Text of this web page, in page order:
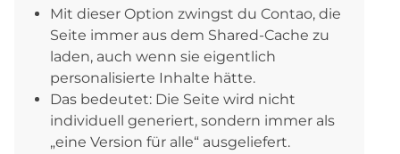
Mit dieser Option zwingst du Contao, die
Seite immer aus dem Shared-Cache zu
laden, auch wenn sie eigentlich
personalisierte Inhalte hätte.
Das bedeutet: Die Seite wird nicht
individuell generiert, sondern immer als
„eine Version für alle“ ausgeliefert.